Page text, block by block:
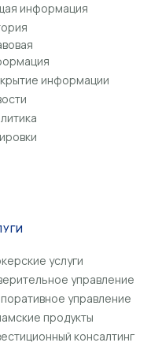
услуги
управление
управление
продукты
консалтинг
информация
информации